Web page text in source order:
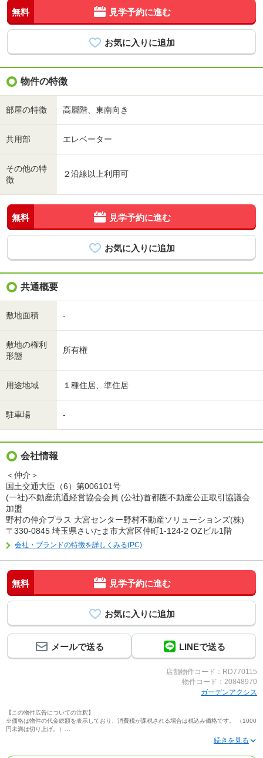
無料 見学予約に進む
物件の特徴
部屋の特徴 高層階、東南向き
共用部 エレベーター
その他の特
徴
２沿線以上利用可
無料 見学予約に進む
共通概要
敷地面積 -
敷地の権利
形態
所有権
用途地域 １種住居、準住居
駐車場 -
会社情報
＜仲介＞
国土交通大臣（6）第006101号
(一社)不動産流通経営協会会員 (公社)首都圏不動産公正取引協議会
加盟
野村の仲介プラス 大宮センター野村不動産ソリューションズ(株)
〒330-0845 埼玉県さいたま市大宮区仲町1-124-2 OZビル1階
会社・ブランドの特徴を詳しくみる(PC)
無料 見学予約に進む
メールで送る LINEで送る
店舗物件コード：RD770115
物件コード：20848970
ガーデンアクシス
【この物件広告についての注釈】
※価格は物件の代金総額を表示しており、消費税が課税される場合は税込み価格です。 （1000
円未満は切り上げ。）
※写真に写っている、またはパース（絵）や間取り図に描かれている家具や車などは、特にコ